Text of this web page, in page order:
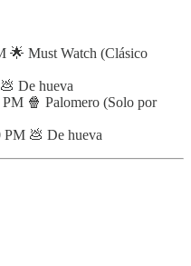
🌟 Must Watch (Clásico
De hueva
PM 🍿 Palomero (Solo por
PM 💩 De hueva